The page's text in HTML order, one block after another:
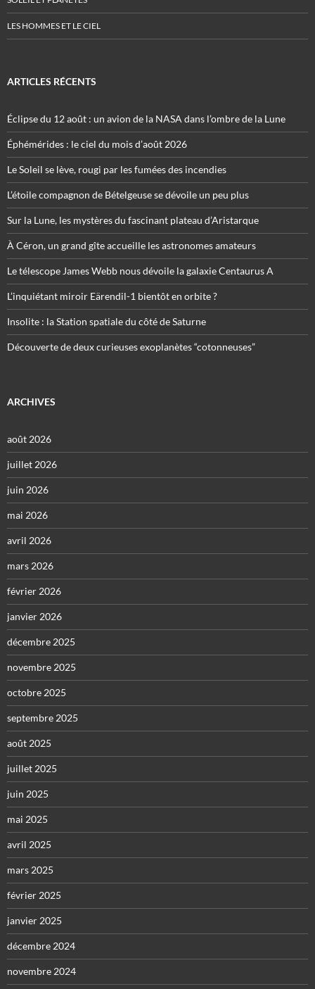
LES HOMMES ET LE CIEL
ARTICLES RÉCENTS
Éclipse du 12 août : un avion de la NASA dans l’ombre de la Lune
Éphémérides : le ciel du mois d’août 2026
Le Soleil se lève, rougi par les fumées des incendies
L’étoile compagnon de Bételgeuse se dévoile un peu plus
Sur la Lune, les mystères du fascinant plateau d’Aristarque
À Céron, un grand gîte accueille les astronomes amateurs
Le télescope James Webb nous dévoile la galaxie Centaurus A
L’inquiétant miroir Eärendil-1 bientôt en orbite ?
Insolite : la Station spatiale du côté de Saturne
Découverte de deux curieuses exoplanètes “cotonneuses”
ARCHIVES
août 2026
juillet 2026
juin 2026
mai 2026
avril 2026
mars 2026
février 2026
janvier 2026
décembre 2025
novembre 2025
octobre 2025
septembre 2025
août 2025
juillet 2025
juin 2025
mai 2025
avril 2025
mars 2025
février 2025
janvier 2025
décembre 2024
novembre 2024